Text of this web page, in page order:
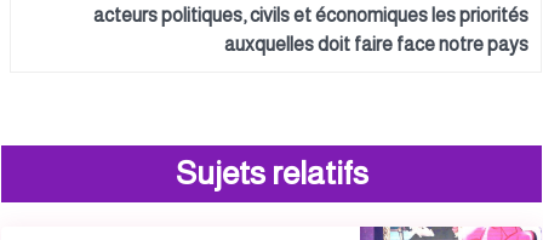
acteurs politiques, civils et économiques les priorités
auxquelles doit faire face notre pays
Sujets relatifs